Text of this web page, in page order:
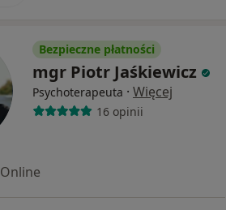
Bezpieczne płatności
mgr Piotr Jaśkiewicz
Psychoterapeuta · Więcej
16 opinii
Online